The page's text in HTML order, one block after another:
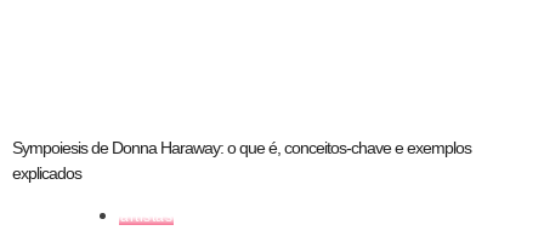
Sympoiesis de Donna Haraway: o que é, conceitos-chave e exemplos
explicados
artistas